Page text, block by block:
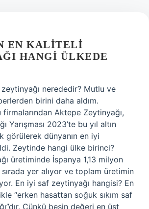
EN KALITELI
HANGI ÜLKEDE
nerededir? Mutlu ve
birini daha aldım.
firmalarından Aktepe Zeytinyağı,
Yarışması 2023’te bu yıl altın
görülerek dünyanın en iyi
Zeytinde hangi ülke birinci?
üretiminde İspanya 1,13 milyon
yer alıyor ve toplam üretimin
En iyi saf zeytinyağı hangisi? En
“erken hasattan soğuk sıkım saf
Çünkü besin değeri en üst